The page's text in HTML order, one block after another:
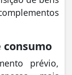
consumo
prévio,